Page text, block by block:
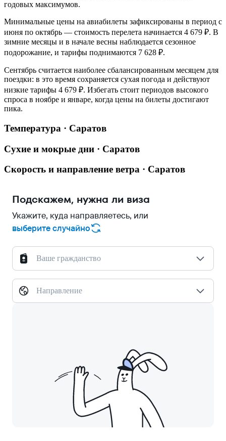
годовых максимумов.
Минимальные цены на авиабилеты зафиксированы в период с
июня по октябрь — стоимость перелета начинается 4 679 ₽. В
зимние месяцы и в начале весны наблюдается сезонное
подорожание, и тарифы поднимаются 7 628 ₽.
Сентябрь считается наиболее сбалансированным месяцем для
поездки: в это время сохраняется сухая погода и действуют
низкие тарифы 4 679 ₽. Избегать стоит периодов высокого
спроса в ноябре и январе, когда цены на билеты достигают
пика.
Температура · Саратов
Сухие и мокрые дни · Саратов
Скорость и направление ветра · Саратов
Подскажем, нужна ли виза
Укажите, куда направляетесь, или
выберите случайно
Ваше гражданство
Направление